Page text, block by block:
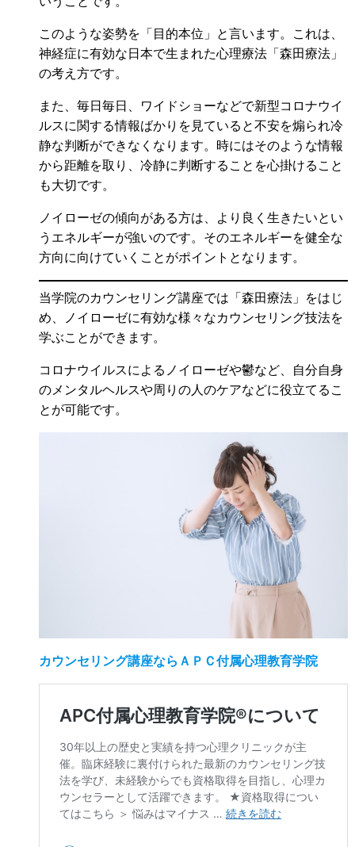
このような姿勢を「目的本位」と言います。これは、
神経症に有効な日本で生まれた心理療法「森田療法」
の考え方です。
また、毎日毎日、ワイドショーなどで新型コロナウイ
ルスに関する情報ばかりを見ていると不安を煽られ冷
静な判断ができなくなります。時にはそのような情報
から距離を取り、冷静に判断することを心掛けること
も大切です。
ノイローゼの傾向がある方は、より良く生きたいとい
うエネルギーが強いのです。そのエネルギーを健全な
方向に向けていくことがポイントとなります。
当学院のカウンセリング講座では「森田療法」をはじ
め、ノイローゼに有効な様々なカウンセリング技法を
学ぶことができます。
コロナウイルスによるノイローゼや鬱など、自分自身
のメンタルヘルスや周りの人のケアなどに役立てるこ
とが可能です。
カウンセリング講座ならＡＰＣ付属心理教育学院